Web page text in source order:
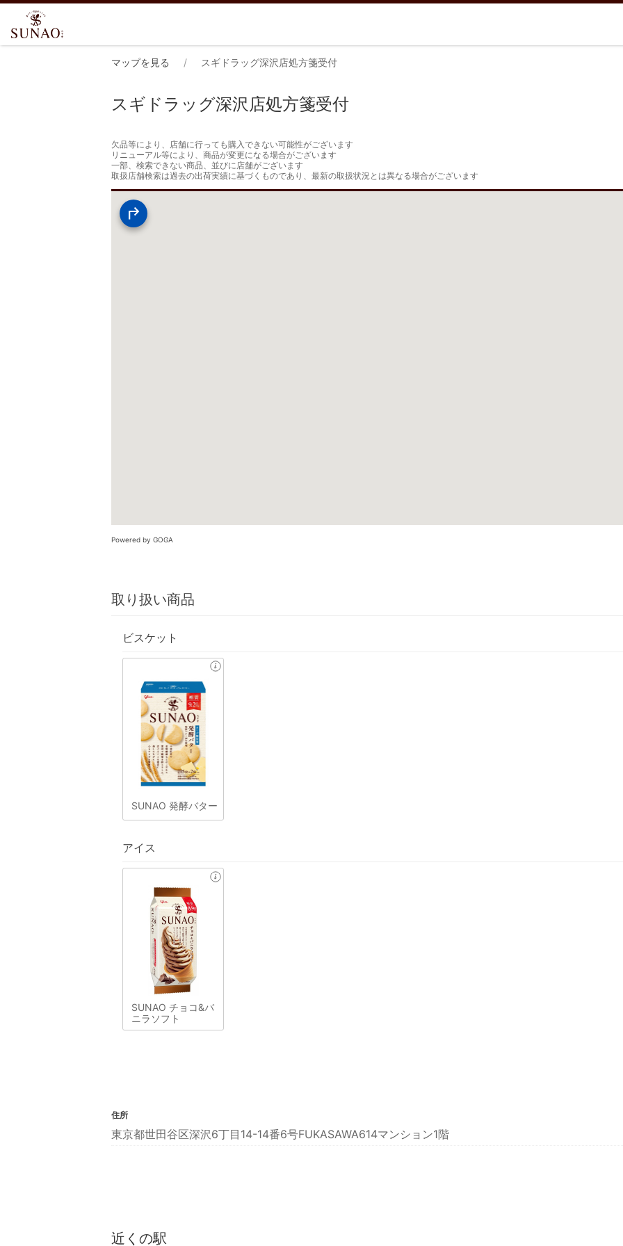
マップを見る スギドラッグ深沢店処方箋受付
スギドラッグ深沢店処方箋受付
欠品等により、店舗に行っても購入できない可能性がございます
リニューアル等により、商品が変更になる場合がございます
一部、検索できない商品、並びに店舗がございます
取扱店舗検索は過去の出荷実績に基づくものであり、最新の取扱状況とは異なる場合がございます
Powered by GOGA
取り扱い商品
ビスケット
SUNAO 発酵バター
アイス
SUNAO チョコ&バ
ニラソフト
住所
東京都世田谷区深沢6丁目14-14番6号FUKASAWA614マンション1階
近くの駅